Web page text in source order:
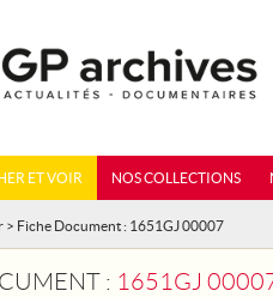
ET VOIR NOS COLLECTIONS
> Fiche Document : 1651GJ 00007
: 1651GJ 00007